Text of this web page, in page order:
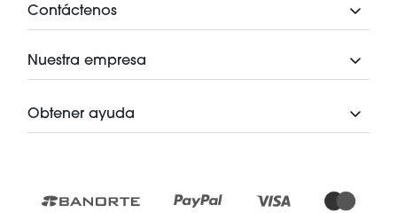
Contáctenos
Nuestra empresa
Obtener ayuda